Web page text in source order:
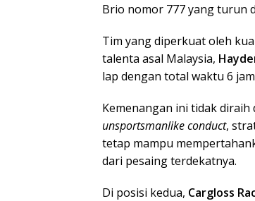
Brio nomor 777 yang turun
Tim yang diperkuat oleh
talenta asal Malaysia,
lap dengan total waktu 6
Kemenangan ini tidak
unsportsmanlike conduct,
tetap mampu
dari pesaing terdekatnya.
Di posisi kedua, Cargloss